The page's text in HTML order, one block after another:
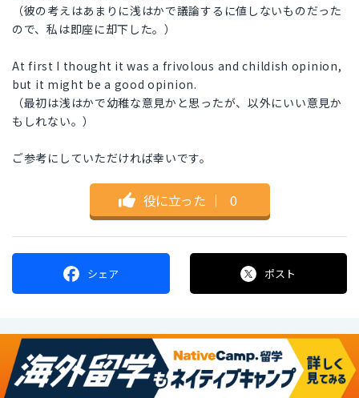
（彼の考えはあまりに浅はかで議論するに値しないものだった
ので、私は即座に却下した。）
At first I thought it was a frivolous and childish opinion,
but it might be a good opinion.
（最初は浅はかで幼稚な意見かと思ったが、以外にいい意見か
もしれない。）
ご参考にしていただければ幸いです。
役に立った ｜ 0
シェア ポスト